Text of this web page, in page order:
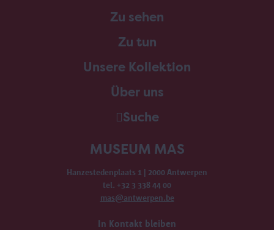
Zu sehen
Zu tun
Unsere Kollektion
Über uns
Suche
MUSEUM MAS
Hanzestedenplaats 1 | 2000 Antwerpen
tel. +32 3 338 44 00
mas@antwerpen.be
In Kontakt bleiben